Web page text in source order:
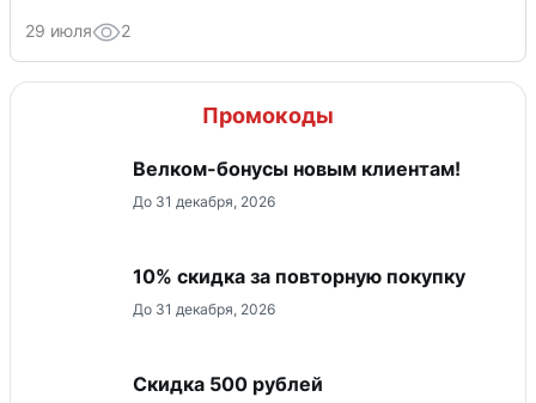
29 июля 2
Промокоды
Велком-бонусы новым клиентам!
До 31 декабря, 2026
10% скидка за повторную покупку
До 31 декабря, 2026
Скидка 500 рублей